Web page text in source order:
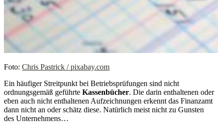
Foto: Chris Pastrick / pixabay.com
Ein häufiger Streitpunkt bei Betriebsprüfungen sind nicht
ordnungsgemäß geführte Kassenbücher. Die darin enthaltenen oder
eben auch nicht enthaltenen Aufzeichnungen erkennt das Finanzamt
dann nicht an oder schätz diese. Natürlich meist nicht zu Gunsten
des Unternehmens…